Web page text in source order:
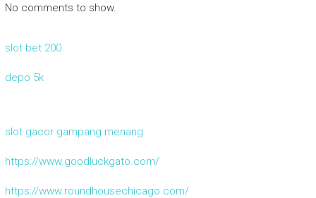
No comments to show.
slot bet 200
depo 5k
slot gacor gampang menang
https://www.goodluckgato.com/
https://www.roundhousechicago.com/